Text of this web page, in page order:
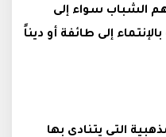
الشباب سواء إلى
بالإنتماء إلى طائفة أو ديناً
التي يتنادى بها